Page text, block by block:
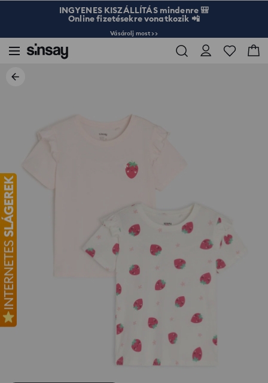
INGYENES KISZÁLLÍTÁS mindenre 🎒
Online fizetésekre vonatkozik 📲
Vásárolj most >>